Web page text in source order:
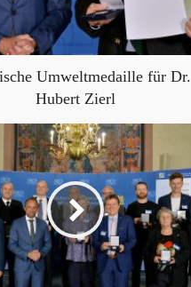
Umweltmedaille für Dr.
Hubert Zierl